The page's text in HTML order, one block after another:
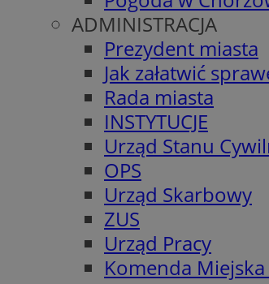
ADMINISTRACJA
Prezydent miasta
Jak załatwić
Rada miasta
INSTYTUCJE
Urząd Stanu
OPS
Urząd Skarbowy
ZUS
Urząd Pracy
Komenda Miejska